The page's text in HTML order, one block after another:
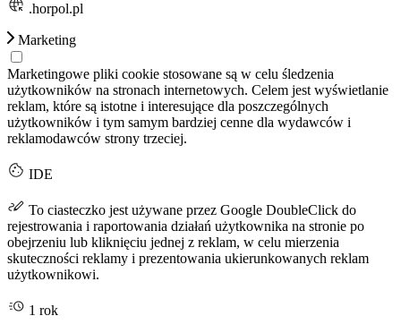
.horpol.pl
Marketing
Marketingowe pliki cookie stosowane są w celu śledzenia
użytkowników na stronach internetowych. Celem jest wyświetlanie
reklam, które są istotne i interesujące dla poszczególnych
użytkowników i tym samym bardziej cenne dla wydawców i
reklamodawców strony trzeciej.
IDE
To ciasteczko jest używane przez Google DoubleClick do
rejestrowania i raportowania działań użytkownika na stronie po
obejrzeniu lub kliknięciu jednej z reklam, w celu mierzenia
skuteczności reklamy i prezentowania ukierunkowanych reklam
użytkownikowi.
1 rok